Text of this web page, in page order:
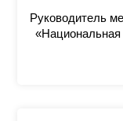
Руководитель